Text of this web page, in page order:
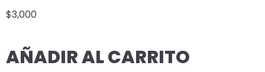
$3,000
AÑADIR AL CARRITO